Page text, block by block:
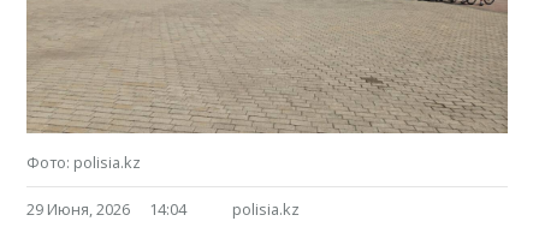
Фото: polisia.kz
29 Июня, 2026 14:04 polisia.kz